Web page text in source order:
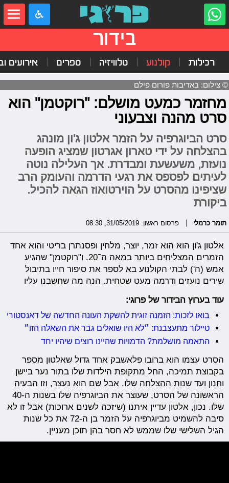
בידור
רכילות קולנוע טלוויזיה ספרים אירועים
© צילום: באדיבות פורום פילם
מחזמר כמעט מושלם: "רוקטמן" הוא
סרט מהנה וצבעוני
סרט הביוגרפיה על הזמר אלטון ג'ון מונהג
בהצלחה על ידי טארון אגרטון שמציג הופעה
נועזת, משעשעת ומבדרת. אך העלילה נוטה
לעיתים לפספס את רגעי הדרמה והעומק הרב
שציפינו מהסרט על הוירטואוז הגאה להכיל.
ביקורת
תומר כרמלי פרסום ראשון: 31/05/2019, 08:30
אלטון ג'ון הוא הוא זמר, יוצר, מלחין ופסנתרן בריטי והוא אחד
הזמרים המצליחים ביותר במאה ה־20. ו"רוקטמן" שהגיע
אמש (ה') לבתי הקולנוע בא לספר את סיפור חייו בתיבול
שירים נועזים ודרמה מעט שטחית. הנה מה שחשבנו עליו
עוד בערוץ הבידור של פרוגי:
בואו לזכות: הזמנה זוגית להשקת העונה החדשה של דאנסטורי
טיילור מתעצבנת: ״לא היו שואלים גבר את השאלה הזו״
התאמה מושלמת? הדמויות שהיינו רוצים שיהיו יחד
הסרט עצמו הוא ברובו פלאשבק אחד גדול שאלטון מספר
בקבוצת תמיכה, החל מתקופת הילדות שלו בתור נער ביישן
וחנון ועד שנות ההצלחה שלו. אבל שם הוא נעצר, וזו הבעיה
הראשונה של הסרט, שעוצר את הביוגרפיה שלו בשנות ה-40
שלו. נכון, אלטון עדיין איתנו (שיזכה לשנים ארוכות) אבל זו לא
סיבה להשמיט מביוגרפיה על הזמר בן ה-72 את כל שנות
הגיל השלישי שלו שממש לא חסר בהן תוכן מעניין.